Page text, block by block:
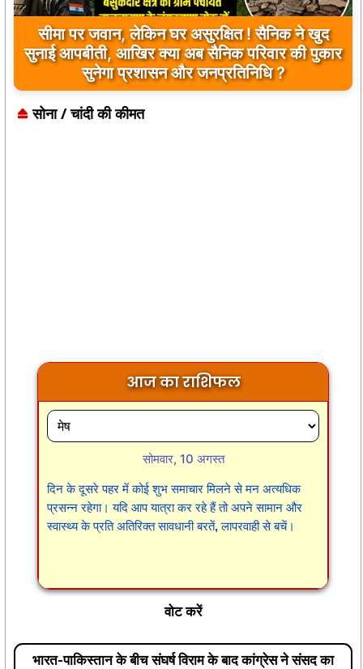
सीमा पर जवान, लेकिन घर असुरक्षित ! सैनिक ने खुद
सुनाई आपबीती, आखिर क्या अब सैनिक परिवार की पुकार
सुनेगा प्रशासन और जनप्रतिनिधि ?
सोना / चांदी की कीमत
आज का राशिफल
सोमवार, 10 अगस्त
दिन के दूसरे पहर में कोई शुभ समाचार मिलने से मन अत्यधिक
प्रसन्न रहेगा। यदि आप यात्रा कर रहे हैं तो अपने सामान और
स्वास्थ्य के प्रति अतिरिक्त सावधानी बरतें, लापरवाही से बचें।
वोट करें
भारत-पाकिस्तान के बीच संघर्ष विराम के बाद कांग्रेस ने संसद का